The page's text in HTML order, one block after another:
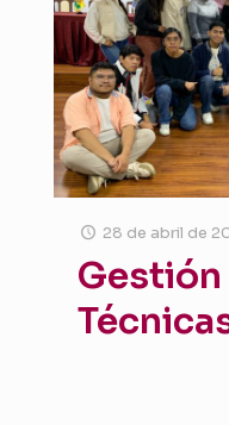
28 de abril de
Gestión